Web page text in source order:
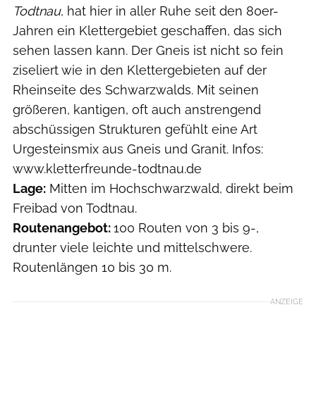
Todtnau, hat hier in aller Ruhe seit den 80er-
Jahren ein Klettergebiet geschaffen, das sich
sehen lassen kann. Der Gneis ist nicht so fein
ziseliert wie in den Klettergebieten auf der
Rheinseite des Schwarzwalds. Mit seinen
größeren, kantigen, oft auch anstrengend
abschüssigen Strukturen gefühlt eine Art
Urgesteinsmix aus Gneis und Granit. Infos:
www.kletterfreunde-todtnau.de
Lage: Mitten im Hochschwarzwald, direkt beim
Freibad von Todtnau.
Routenangebot:100 Routen von 3 bis 9-,
drunter viele leichte und mittelschwere.
Routenlängen 10 bis 30 m.
ANZEIGE